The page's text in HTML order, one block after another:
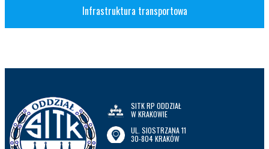
Infrastruktura transportowa
SITK RP ODDZIAŁ
W KRAKOWIE
UL. SIOSTRZANA 11
30-804 KRAKÓW